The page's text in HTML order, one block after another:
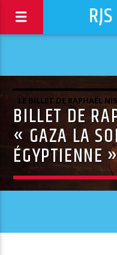
LE BILLET DE RAPHAËL
BILLET DE
« GAZA LA
ÉGYPTIENNE »